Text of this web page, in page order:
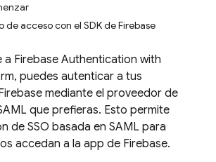
de acceso con el SDK de Firebase
a Firebase Authentication with
, puedes autenticar a tus
mediante el proveedor de
que prefieras. Esto permite
de SSO basada en SAML para
accedan a la app de Firebase.